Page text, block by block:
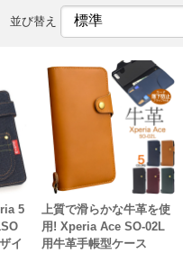
並び替え
5
イ
上質で滑らかな牛革を使
用! Xperia Ace SO-02L
用牛革手帳型ケース